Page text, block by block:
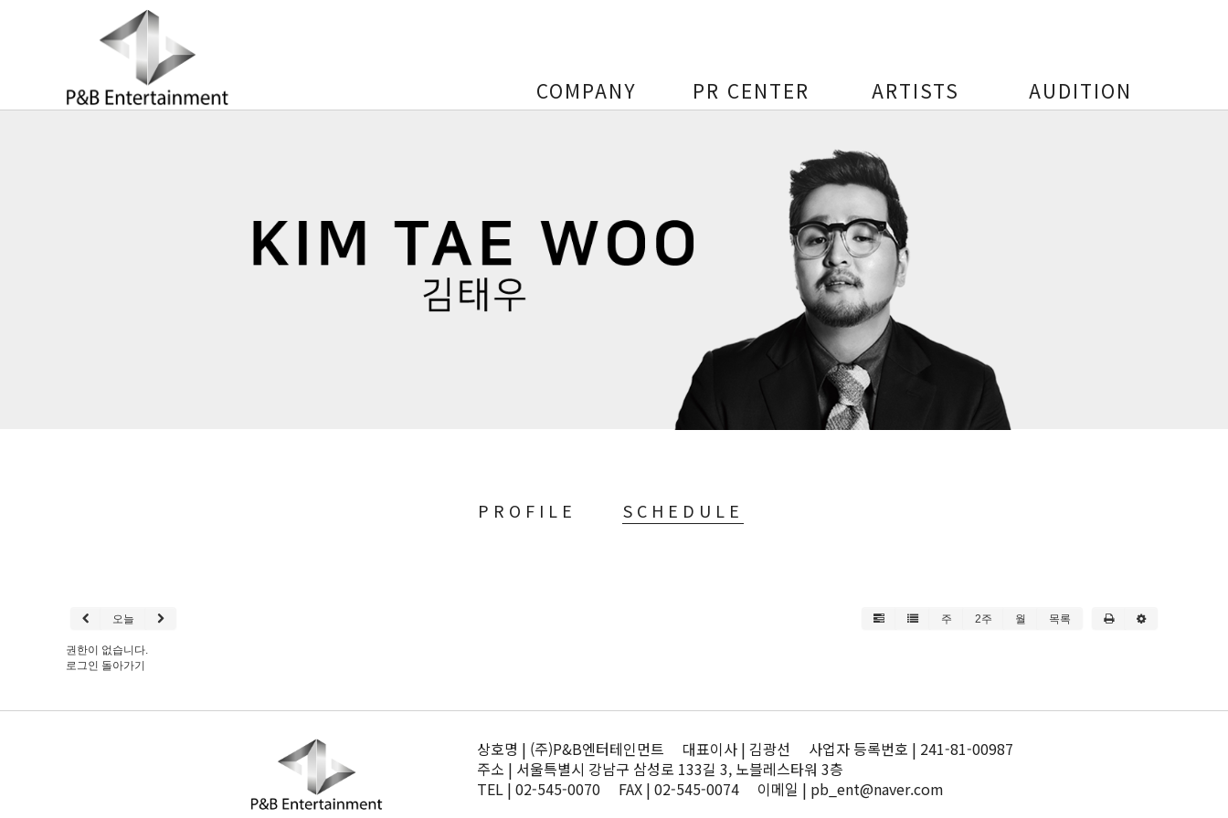
COMPANY PR CENTER ARTISTS AUDITION
PROFILE SCHEDULE
오늘 주 2주 월 목록
권한이 없습니다.
로그인 돌아가기
상호명 | (주)P&B엔터테인먼트 대표이사 | 김광선 사업자 등록번호 | 241-81-00987
주소 | 서울특별시 강남구 삼성로 133길 3, 노블레스타워 3층
TEL | 02-545-0070 FAX | 02-545-0074 이메일 | pb_ent@naver.com